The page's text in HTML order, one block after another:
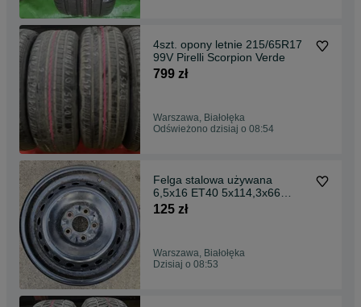
4szt. opony letnie 215/65R17
99V Pirelli Scorpion Verde
799 zł
Warszawa, Białołęka
Odświeżono dzisiaj o 08:54
Felga stalowa używana
6,5x16 ET40 5x114,3x66
125 zł
Warszawa, Białołęka
Dzisiaj o 08:53